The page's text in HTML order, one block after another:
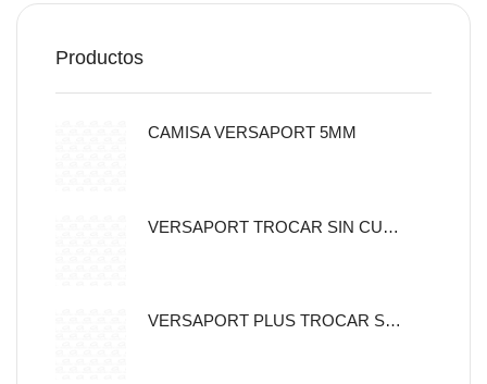
Productos
CAMISA VERSAPORT 5MM
VERSAPORT TROCAR SIN CUCHILLA CON CANULA DE FIJACION 5MM
VERSAPORT PLUS TROCAR SIN CUCHILLA CON CANULA DE